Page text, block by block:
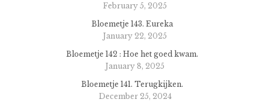
February 5, 2025
Bloemetje 143. Eureka
January 22, 2025
Bloemetje 142 : Hoe het goed kwam.
January 8, 2025
Bloemetje 141. Terugkijken.
December 25, 2024